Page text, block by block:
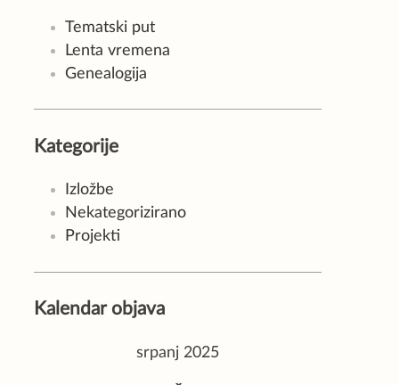
Tematski put
Lenta vremena
Genealogija
Kategorije
Izložbe
Nekategorizirano
Projekti
Kalendar objava
srpanj 2025